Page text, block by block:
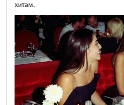
хитам.